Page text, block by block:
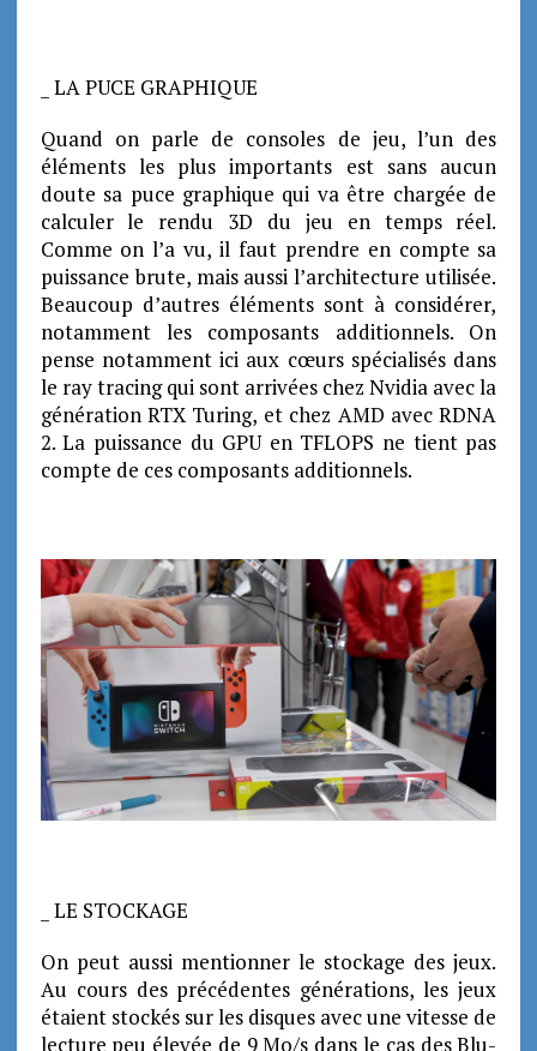
_ LA PUCE GRAPHIQUE
Quand on parle de consoles de jeu, l’un des
éléments les plus importants est sans aucun
doute sa puce graphique qui va être chargée de
calculer le rendu 3D du jeu en temps réel.
Comme on l’a vu, il faut prendre en compte sa
puissance brute, mais aussi l’architecture utilisée.
Beaucoup d’autres éléments sont à considérer,
notamment les composants additionnels. On
pense notamment ici aux cœurs spécialisés dans
le ray tracing qui sont arrivées chez Nvidia avec la
génération RTX Turing, et chez AMD avec RDNA
2. La puissance du GPU en TFLOPS ne tient pas
compte de ces composants additionnels.
_ LE STOCKAGE
On peut aussi mentionner le stockage des jeux.
Au cours des précédentes générations, les jeux
étaient stockés sur les disques avec une vitesse de
lecture peu élevée de 9 Mo/s dans le cas des Blu-